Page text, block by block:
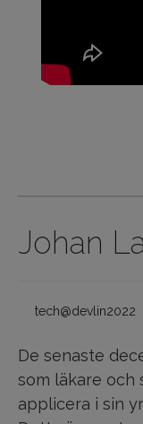
Johan
tech@devlin2022
De senaste
som läkare och
applicera i sin